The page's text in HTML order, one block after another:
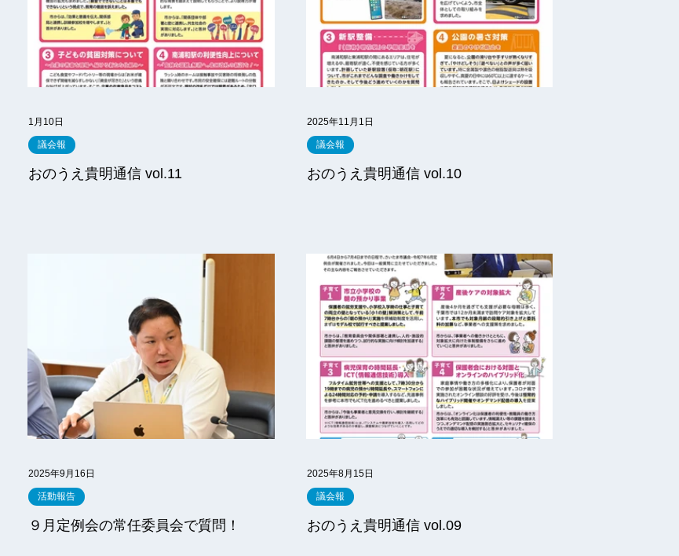
おのうえ貴明通信 vol.11
議会報
1月10日
おのうえ貴明通信 vol.10
議会報
2025年11月1日
９月定例会の常任委員会で質問！
活動報告
2025年9月16日
おのうえ貴明通信 vol.09
議会報
2025年8月15日